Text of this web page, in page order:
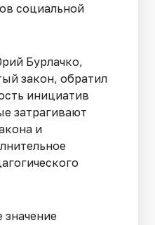
социальной
Бурлачко,
закон, обратил
инициатив
затрагивают
и
значение